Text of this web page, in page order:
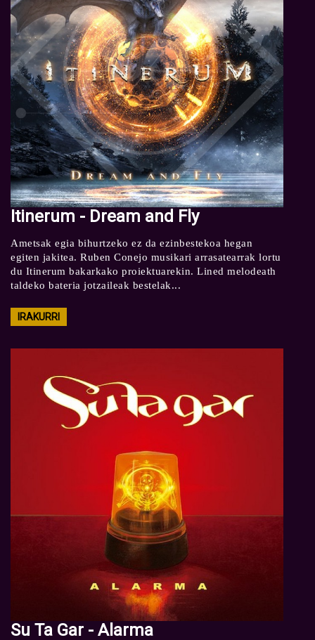
Itinerum - Dream and Fly
Ametsak egia bihurtzeko ez da ezinbestekoa hegan
egiten jakitea. Ruben Conejo musikari arrasatearrak lortu
du Itinerum bakarkako proiektuarekin. Lined melodeath
taldeko bateria jotzaileak bestelak...
IRAKURRI
Su Ta Gar - Alarma